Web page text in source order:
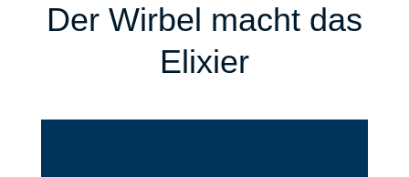
Der Wirbel macht das
Elixier